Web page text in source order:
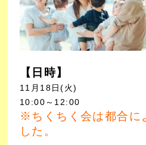
【日時】
11月18日(火)
10:00～12:00
※ちくちく会は都合に
した。